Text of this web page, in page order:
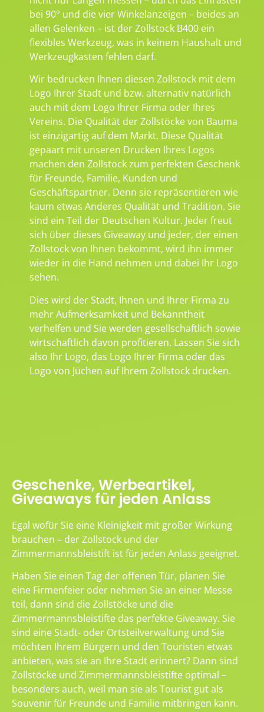
bei 90° und die vier Winkelanzeigen – beides an
allen Gelenken – ist der Zollstock B400 ein
flexibles Werkzeug, was in keinem Haushalt und
Werkzeugkasten fehlen darf.
Wir bedrucken Ihnen diesen Zollstock mit dem
Logo Ihrer Stadt und bzw. alternativ natürlich
auch mit dem Logo Ihrer Firma oder Ihres
Vereins. Die Qualität der Zollstöcke von Bauma
ist einzigartig auf dem Markt. Diese Qualität
gepaart mit unseren Drucken Ihres Logos
machen den Zollstock zum perfekten Geschenk
für Freunde, Familie, Kunden und
Geschäftspartner. Denn sie repräsentieren wie
kaum etwas Anderes Qualität und Tradition. Sie
sind ein Teil der Deutschen Kultur. Jeder freut
sich über dieses Giveaway und jeder, der einen
Zollstock von Ihnen bekommt, wird ihn immer
wieder in die Hand nehmen und dabei Ihr Logo
sehen.
Dies wird der Stadt, Ihnen und Ihrer Firma zu
mehr Aufmerksamkeit und Bekanntheit
verhelfen und Sie werden gesellschaftlich sowie
wirtschaftlich davon profitieren. Lassen Sie sich
also Ihr Logo, das Logo Ihrer Firma oder das
Logo von Jüchen auf Ihrem Zollstock drucken.
Geschenke, Werbeartikel,
Giveaways für jeden Anlass
Egal wofür Sie eine Kleinigkeit mit großer Wirkung
brauchen – der Zollstock und der
Zimmermannsbleistift ist für jeden Anlass geeignet.
Haben Sie einen Tag der offenen Tür, planen Sie
eine Firmenfeier oder nehmen Sie an einer Messe
teil, dann sind die Zollstöcke und die
Zimmermannsbleistifte das perfekte Giveaway. Sie
sind eine Stadt- oder Ortsteilverwaltung und Sie
möchten Ihrem Bürgern und den Touristen etwas
anbieten, was sie an Ihre Stadt erinnert? Dann sind
Zollstöcke und Zimmermannsbleistifte optimal –
besonders auch, weil man sie als Tourist gut als
Souvenir für Freunde und Familie mitbringen kann.